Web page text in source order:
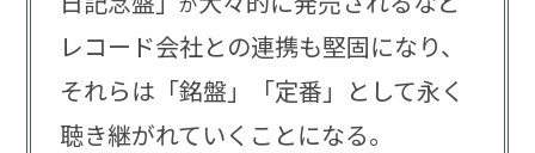
レコード会社との連携も堅固になり、
それらは「銘盤」「定番」として永く
聴き継がれていくことになる。